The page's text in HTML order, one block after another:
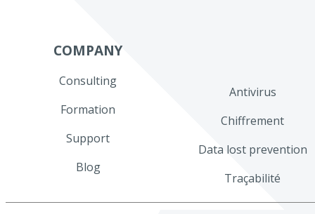
COMPANY
Consulting
Formation
Support
Blog
Antivirus
Chiffrement
Data lost prevention
Traçabilité